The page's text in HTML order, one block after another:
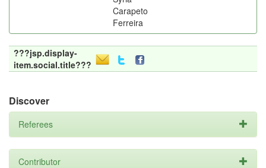
Carapeto
Ferreira
???jsp.display-
item.social.title???
Discover
Referees
Contributor